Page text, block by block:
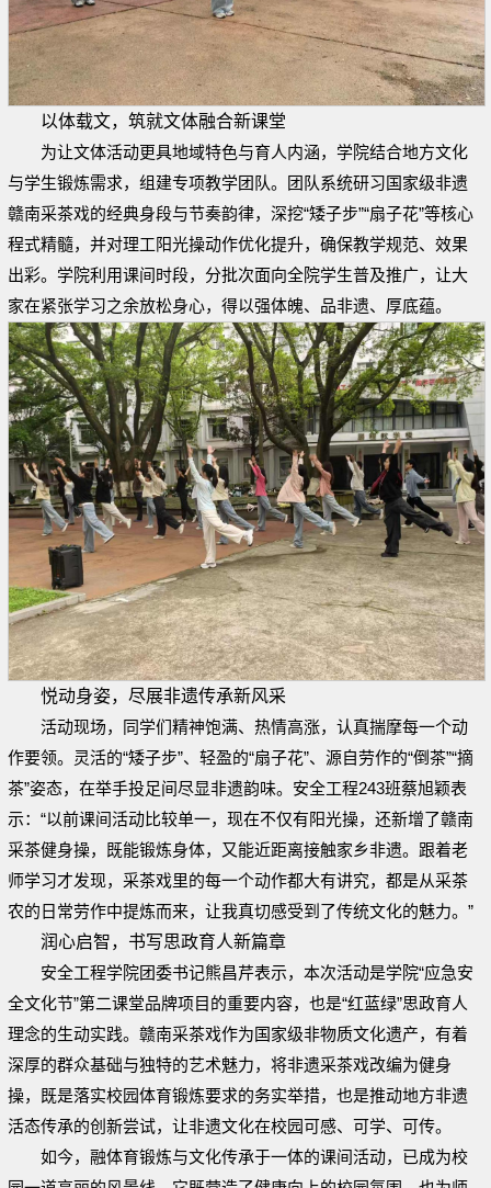
以体载文，筑就文体融合新课堂
为让文体活动更具地域特色与育人内涵，学院结合地方文化
与学生锻炼需求，组建专项教学团队。团队系统研习国家级非遗
赣南采茶戏的经典身段与节奏韵律，深挖“矮子步”“扇子花”等核心
程式精髓，并对理工阳光操动作优化提升，确保教学规范、效果
出彩。学院利用课间时段，分批次面向全院学生普及推广，让大
家在紧张学习之余放松身心，得以强体魄、品非遗、厚底蕴。
悦动身姿，尽展非遗传承新风采
活动现场，同学们精神饱满、热情高涨，认真揣摩每一个动
作要领。灵活的“矮子步”、轻盈的“扇子花”、源自劳作的“倒茶”“摘
茶”姿态，在举手投足间尽显非遗韵味。安全工程243班蔡旭颖表
示：“以前课间活动比较单一，现在不仅有阳光操，还新增了赣南
采茶健身操，既能锻炼身体，又能近距离接触家乡非遗。跟着老
师学习才发现，采茶戏里的每一个动作都大有讲究，都是从采茶
农的日常劳作中提炼而来，让我真切感受到了传统文化的魅力。”
润心启智，书写思政育人新篇章
安全工程学院团委书记熊昌芹表示，本次活动是学院“应急安
全文化节”第二课堂品牌项目的重要内容，也是“红蓝绿”思政育人
理念的生动实践。赣南采茶戏作为国家级非物质文化遗产，有着
深厚的群众基础与独特的艺术魅力，将非遗采茶戏改编为健身
操，既是落实校园体育锻炼要求的务实举措，也是推动地方非遗
活态传承的创新尝试，让非遗文化在校园可感、可学、可传。
如今，融体育锻炼与文化传承于一体的课间活动，已成为校